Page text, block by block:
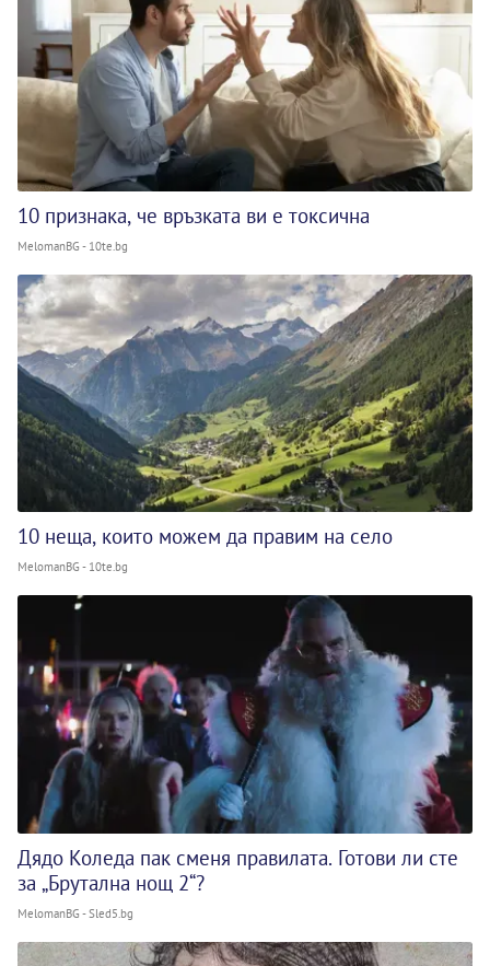
10 признака, че връзката ви е токсична
MelomanBG - 10te.bg
10 неща, които можем да правим на село
MelomanBG - 10te.bg
Дядо Коледа пак сменя правилата. Готови ли сте
за „Брутална нощ 2“?
MelomanBG - Sled5.bg